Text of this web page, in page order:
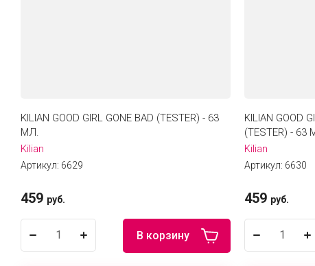
KILIAN GOOD GIRL GONE BAD (TESTER) - 63
МЛ.
Kilian
Артикул: 6629
459 руб.
В корзину
KILIAN GOOD
(TESTER) - 63
Kilian
Артикул: 6630
459 руб.